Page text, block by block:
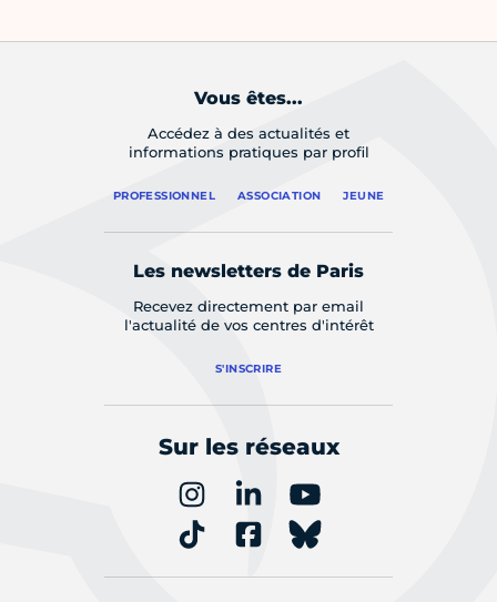
Vous êtes...
Accédez à des actualités et
informations pratiques par profil
PROFESSIONNEL ASSOCIATION JEUNE
Les newsletters de Paris
Recevez directement par email
l'actualité de vos centres d'intérêt
S'INSCRIRE
Sur les réseaux